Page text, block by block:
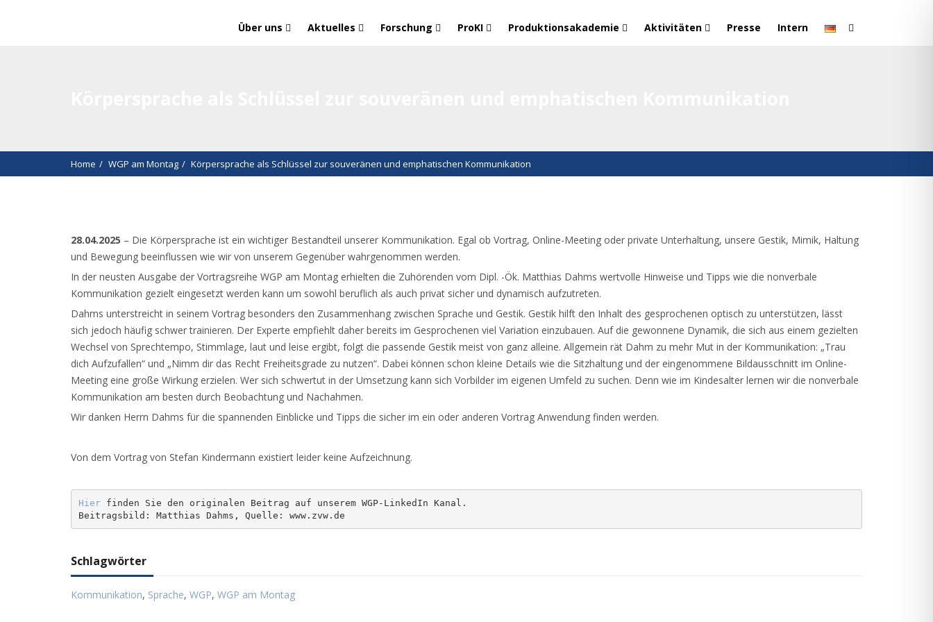
Über uns Aktuelles Forschung ProKI Produktionsakademie Aktivitäten Presse Intern
Home WGP am Montag Körpersprache als Schlüssel zur souveränen und emphatischen Kommunikation
28.04.2025 – Die Körpersprache ist ein wichtiger Bestandteil unserer Kommunikation. Egal ob Vortrag, Online-Meeting oder private Unterhaltung, unsere Gestik, Mimik, Haltung
und Bewegung beeinflussen wie wir von unserem Gegenüber wahrgenommen werden.
In der neusten Ausgabe der Vortragsreihe WGP am Montag erhielten die Zuhörenden vom Dipl. -Ök. Matthias Dahms wertvolle Hinweise und Tipps wie die nonverbale
Kommunikation gezielt eingesetzt werden kann um sowohl beruflich als auch privat sicher und dynamisch aufzutreten.
Dahms unterstreicht in seinem Vortrag besonders den Zusammenhang zwischen Sprache und Gestik. Gestik hilft den Inhalt des gesprochenen optisch zu unterstützen, lässt
sich jedoch häufig schwer trainieren. Der Experte empfiehlt daher bereits im Gesprochenen viel Variation einzubauen. Auf die gewonnene Dynamik, die sich aus einem gezielten
Wechsel von Sprechtempo, Stimmlage, laut und leise ergibt, folgt die passende Gestik meist von ganz alleine. Allgemein rät Dahm zu mehr Mut in der Kommunikation: „Trau
dich Aufzufallen“ und „Nimm dir das Recht Freiheitsgrade zu nutzen“. Dabei können schon kleine Details wie die Sitzhaltung und der eingenommene Bildausschnitt im Online-
Meeting eine große Wirkung erzielen. Wer sich schwertut in der Umsetzung kann sich Vorbilder im eigenen Umfeld zu suchen. Denn wie im Kindesalter lernen wir die nonverbale
Kommunikation am besten durch Beobachtung und Nachahmen.
Wir danken Herrn Dahms für die spannenden Einblicke und Tipps die sicher im ein oder anderen Vortrag Anwendung finden werden.
Von dem Vortrag von Stefan Kindermann existiert leider keine Aufzeichnung.
Hier finden Sie den originalen Beitrag auf unserem WGP-LinkedIn Kanal.
Beitragsbild: Matthias Dahms, Quelle: www.zvw.de
Schlagwörter
Kommunikation, Sprache, WGP, WGP am Montag